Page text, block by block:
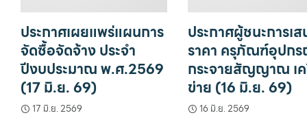
ประกาศเผยแพร่แผนการ
จัดซื้อจัดจ้าง ประจำ
ปีงบประมาณ พ.ศ.2569
(17 มิ.ย. 69)
17 มิ.ย. 2569
ประกาศผู้ชนะการเ
ราคา ครุภัณฑ์อุปก
กระจายสัญญาณ เ
ข่าย (16 มิ.ย. 69)
16 มิ.ย. 2569